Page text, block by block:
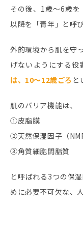
その後、1歳～6歳
以降を「青年」と呼
外的環境から肌を守
げないようにする役
は、10〜12歳ごろ と
肌のバリア機能は、
①皮脂膜
②天然保湿因子（NMF
③角質細胞間脂質
と呼ばれる3つの保
めに必要不可欠な、